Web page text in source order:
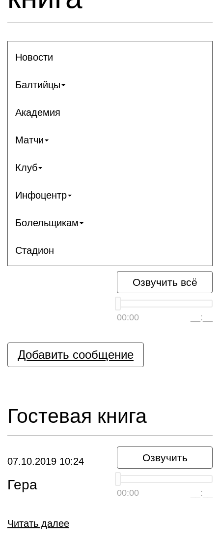
Новости
Балтийцы
Академия
Матчи
Клуб
Инфоцентр
Болельщикам
Стадион
Озвучить всё
00:00 __:__
Добавить сообщение
Гостевая книга
Озвучить
00:00 __:__
07.10.2019 10:24
Гера
Читать далее